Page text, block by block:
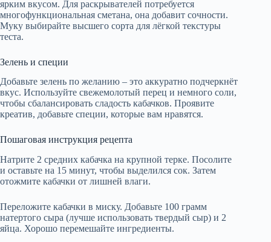
ярким вкусом. Для раскрывателей потребуется
многофункциональная сметана, она добавит сочности.
Муку выбирайте высшего сорта для лёгкой текстуры
теста.
Зелень и специи
Добавьте зелень по желанию – это аккуратно подчеркнёт
вкус. Используйте свежемолотый перец и немного соли,
чтобы сбалансировать сладость кабачков. Проявите
креатив, добавьте специи, которые вам нравятся.
Пошаговая инструкция рецепта
Натрите 2 средних кабачка на крупной терке. Посолите
и оставьте на 15 минут, чтобы выделился сок. Затем
отожмите кабачки от лишней влаги.
Переложите кабачки в миску. Добавьте 100 грамм
натертого сыра (лучше использовать твердый сыр) и 2
яйца. Хорошо перемешайте ингредиенты.